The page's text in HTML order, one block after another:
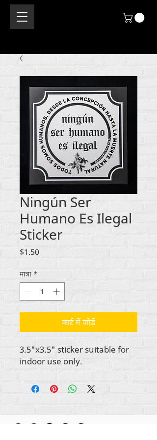
Ningún Ser
Humano Es Ilegal
Sticker
$1.50
मात्रा *
कार्ट में जोड़ें
3.5"x3.5" sticker suitable for
indoor use only.